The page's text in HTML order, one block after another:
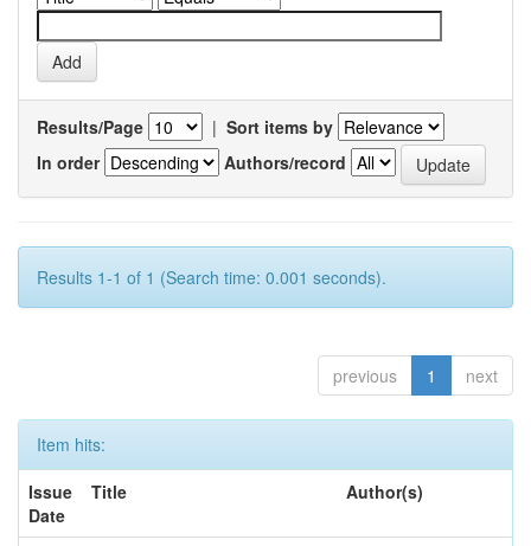
Results/Page | Sort items by
In order
Authors/record
Results 1-1 of 1 (Search time: 0.001 seconds).
previous 1 next
Item hits:
Issue
Date
Title Author(s)